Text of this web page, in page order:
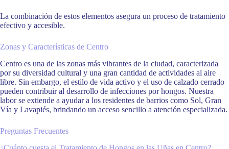
La combinación de estos elementos asegura un proceso de tratamiento
efectivo y accesible.
Zonas y Características de Centro
Centro es una de las zonas más vibrantes de la ciudad, caracterizada
por su diversidad cultural y una gran cantidad de actividades al aire
libre. Sin embargo, el estilo de vida activo y el uso de calzado cerrado
pueden contribuir al desarrollo de infecciones por hongos. Nuestra
labor se extiende a ayudar a los residentes de barrios como Sol, Gran
Vía y Lavapiés, brindando un acceso sencillo a atención especializada.
Preguntas Frecuentes